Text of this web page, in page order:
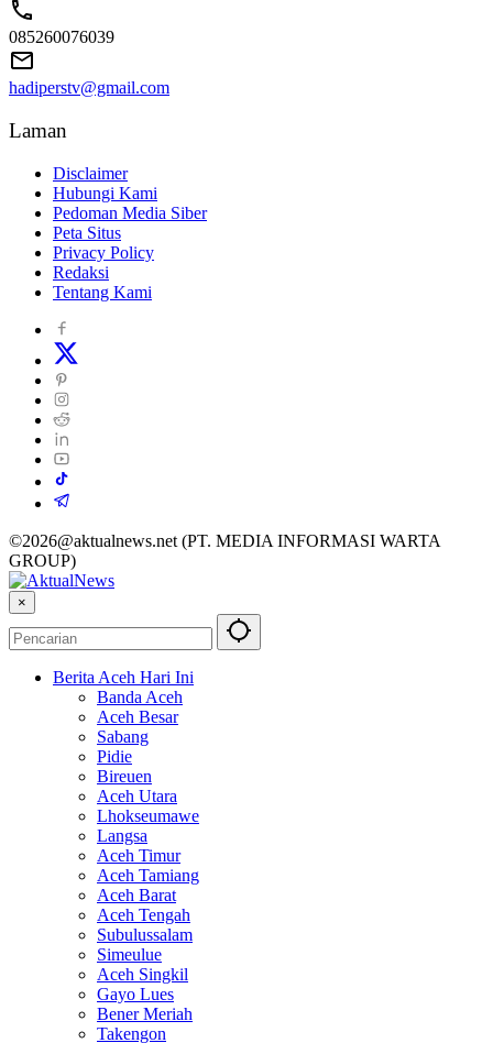
085260076039
hadiperstv@gmail.com
Laman
Disclaimer
Hubungi Kami
Pedoman Media Siber
Peta Situs
Privacy Policy
Redaksi
Tentang Kami
©2026@aktualnews.net (PT. MEDIA INFORMASI WARTA
GROUP)
×
Berita Aceh Hari Ini
Banda Aceh
Aceh Besar
Sabang
Pidie
Bireuen
Aceh Utara
Lhokseumawe
Langsa
Aceh Timur
Aceh Tamiang
Aceh Barat
Aceh Tengah
Subulussalam
Simeulue
Aceh Singkil
Gayo Lues
Bener Meriah
Takengon